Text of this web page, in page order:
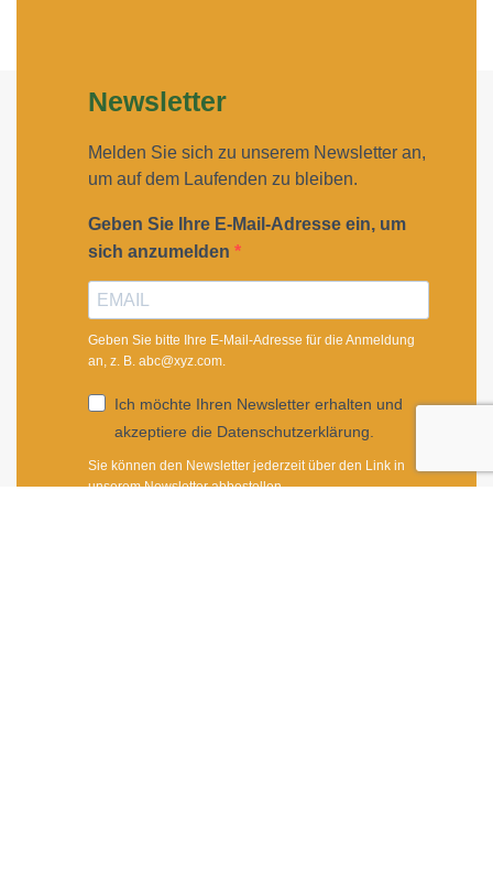
Newsletter
Melden Sie sich zu unserem Newsletter an,
um auf dem Laufenden zu bleiben.
Geben Sie Ihre E-Mail-Adresse ein, um
sich anzumelden
Geben Sie bitte Ihre E-Mail-Adresse für die Anmeldung
an, z. B. abc@xyz.com.
Ich möchte Ihren Newsletter erhalten und
akzeptiere die Datenschutzerklärung.
Sie können den Newsletter jederzeit über den Link in
unserem Newsletter abbestellen.